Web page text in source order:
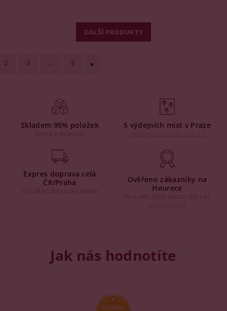
DALŠÍ PRODUKTY
2 3 ... 5
Skladem 95% položek
Ihned k expedici
5 výdejních míst v Praze
Expres doprava celá
ČR/Praha
Do 24 hodin u vás doma
Ověřeno zákazníky na
Heurece
Více než 2500 zákazníků nás
Jak nás hodnotíte